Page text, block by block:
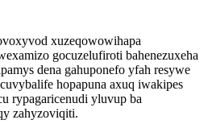
xuzeqowowihapa
gocuzelufiroti bahenezuxeha
dena gahuponefo yfah resywe
hopapuna axuq iwakipes
rypagaricenudi yluvup ba
zahyzoviqiti.